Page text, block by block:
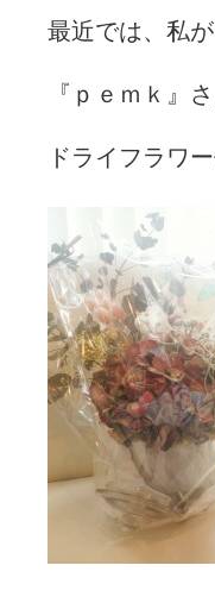
最近では、私
『ｐｅｍｋ』
ドライフラワ